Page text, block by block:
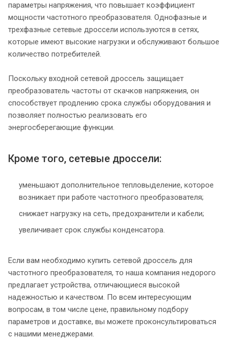
параметры напряжения, что повышает коэффициент
мощности частотного преобразователя. Однофазные и
трехфазные сетевые дроссели используются в сетях,
которые имеют высокие нагрузки и обслуживают большое
количество потребителей.
Поскольку входной сетевой дроссель защищает
преобразователь частоты от скачков напряжения, он
способствует продлению срока службы оборудования и
позволяет полностью реализовать его
энергосберегающие функции.
Кроме того, сетевые дроссели:
уменьшают дополнительное тепловыделение, которое
возникает при работе частотного преобразователя;
снижает нагрузку на сеть, предохранители и кабели;
увеличивает срок службы конденсатора.
Если вам необходимо купить сетевой дроссель для
частотного преобразователя, то наша компания недорого
предлагает устройства, отличающиеся высокой
надежностью и качеством. По всем интересующим
вопросам, в том числе цене, правильному подбору
параметров и доставке, вы можете проконсультироваться
с нашими менеджерами.